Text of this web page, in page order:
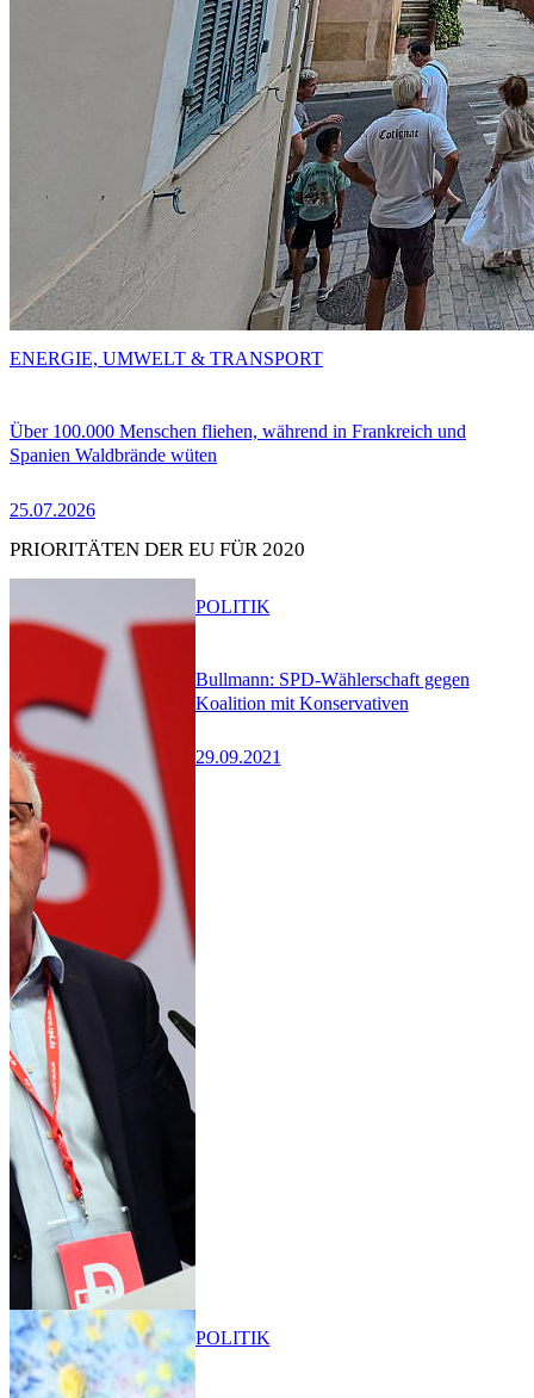
Über 100.000 Menschen fliehen, während in Frankreich und
Spanien Waldbrände wüten
25.07.2026
ENERGIE, UMWELT & TRANSPORT
PRIORITÄTEN DER EU FÜR 2020
Bullmann: SPD-Wählerschaft gegen
Koalition mit Konservativen
29.09.2021
POLITIK
POLITIK